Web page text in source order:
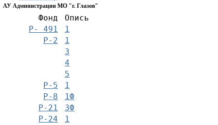
АУ Администрации МО "г. Глазов"
Фонд
Опись
Р- 491
1
Р-2
1
3
4
5
Р-5
Р-8
1
Р-21
1Ф
3Ф
Р-24
1